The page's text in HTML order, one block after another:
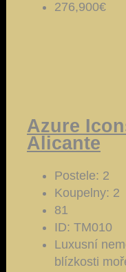
276,900€
Azure
Alicante
Postele: 2
Koupelny: 2
81
ID: TM010
Luxusní
blízkosti